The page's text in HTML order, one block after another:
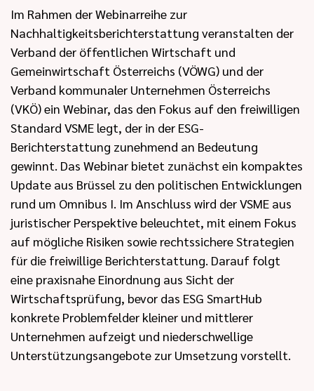
Im Rahmen der Webinarreihe zur
Nachhaltigkeitsberichterstattung veranstalten der
Verband der öffentlichen Wirtschaft und
Gemeinwirtschaft Österreichs (VÖWG) und der
Verband kommunaler Unternehmen Österreichs
(VKÖ) ein Webinar, das den Fokus auf den freiwilligen
Standard VSME legt, der in der ESG-
Berichterstattung zunehmend an Bedeutung
gewinnt. Das Webinar bietet zunächst ein kompaktes
Update aus Brüssel zu den politischen Entwicklungen
rund um Omnibus I. Im Anschluss wird der VSME aus
juristischer Perspektive beleuchtet, mit einem Fokus
auf mögliche Risiken sowie rechtssichere Strategien
für die freiwillige Berichterstattung. Darauf folgt
eine praxisnahe Einordnung aus Sicht der
Wirtschaftsprüfung, bevor das ESG SmartHub
konkrete Problemfelder kleiner und mittlerer
Unternehmen aufzeigt und niederschwellige
Unterstützungsangebote zur Umsetzung vorstellt.